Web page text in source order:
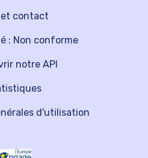
notre API
contact
: Non conforme
d'utilisation